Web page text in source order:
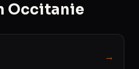
Occitanie
→